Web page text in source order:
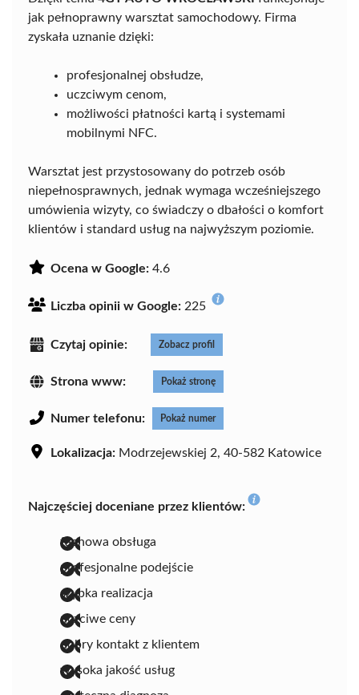
jak pełnoprawny warsztat samochodowy. Firma
zyskała uznanie dzięki:
profesjonalnej obsłudze,
uczciwym cenom,
możliwości płatności kartą i systemami
mobilnymi NFC.
Warsztat jest przystosowany do potrzeb osób
niepełnosprawnych, jednak wymaga wcześniejszego
umówienia wizyty, co świadczy o dbałości o komfort
klientów i standard usług na najwyższym poziomie.
Ocena w Google: 4.6
Liczba opinii w Google: 225
Czytaj opinie: Zobacz profil
Strona www: Pokaż stronę
Numer telefonu: Pokaż numer
Lokalizacja: Modrzejewskiej 2, 40-582 Katowice
Najczęściej doceniane przez klientów:
fachowa obsługa
profesjonalne podejście
szybka realizacja
uczciwe ceny
dobry kontakt z klientem
wysoka jakość usług